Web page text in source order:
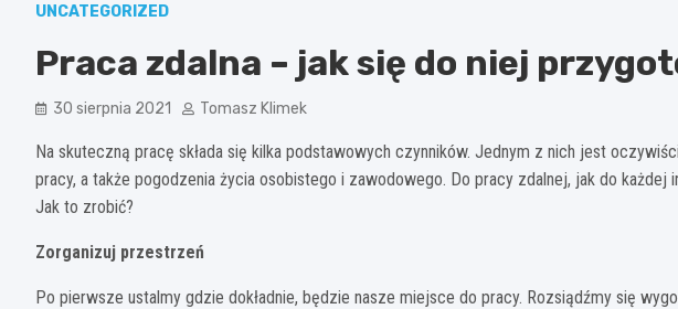
UNCATEGORIZED
Praca zdalna – jak się do niej
30 sierpnia 2021 Tomasz Klimek
Na skuteczną pracę składa się kilka podstawowych czynników. Jednym z nich jest
pracy, a także pogodzenia życia osobistego i zawodowego. Do pracy zdalnej, jak do każdej
Jak to zrobić?
Zorganizuj przestrzeń
Po pierwsze ustalmy gdzie dokładnie, będzie nasze miejsce do pracy. Rozsiądźmy się